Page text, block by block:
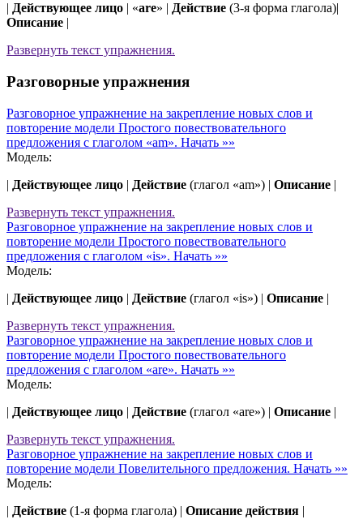
| Действующее лицо | «are» | Действие (3-я форма глагола)|
Описание |
Развернуть текст упражнения.
Разговорные упражнения
Разговорное упражнение на закрепление новых слов и
повторение модели Простого повествовательного
предложения с глаголом «am». Начать »»
Модель:
| Действующее лицо | Действие (глагол «am») | Описание |
Развернуть текст упражнения.
Разговорное упражнение на закрепление новых слов и
повторение модели Простого повествовательного
предложения с глаголом «is». Начать »»
Модель:
| Действующее лицо | Действие (глагол «is») | Описание |
Развернуть текст упражнения.
Разговорное упражнение на закрепление новых слов и
повторение модели Простого повествовательного
предложения с глаголом «are». Начать »»
Модель:
| Действующее лицо | Действие (глагол «are») | Описание |
Развернуть текст упражнения.
Разговорное упражнение на закрепление новых слов и
повторение модели Повелительного предложения. Начать »»
Модель:
| Действие (1-я форма глагола) | Описание действия |